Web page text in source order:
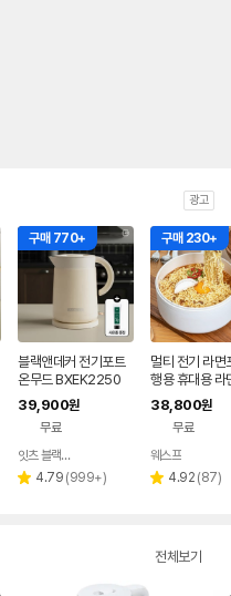
광고
구매 770+
블랙앤데커 전기포트
온무드 BXEK2250
39,900원
무료
페이
잇츠 블랙앤데커
별 4.79 리
(999+)
구매 230+
멀티 전기 라면
행용 휴대용 라
포트 대용량 냄
38,800원
무료
웨스프
별 4.92 리
(87)
전체보기